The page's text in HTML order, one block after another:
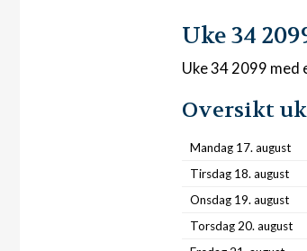
Uke 34
Uke 34 2099 med
Oversikt
Mandag 17. august
Tirsdag 18. august
Onsdag 19. august
Torsdag 20. august